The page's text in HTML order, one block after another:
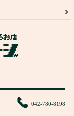
042-780-8198